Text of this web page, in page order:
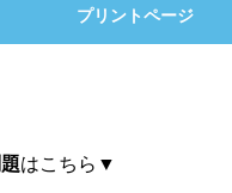
プリントページ
はこちら▼